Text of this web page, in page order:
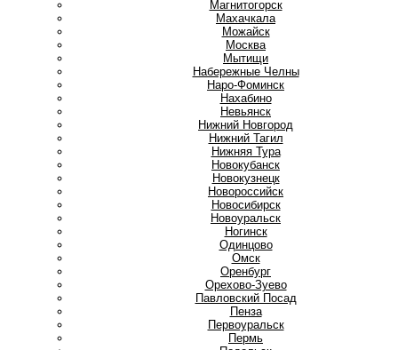
Магнитогорск
Махачкала
Можайск
Москва
Мытищи
Набережные Челны
Наро-Фоминск
Нахабино
Невьянск
Нижний Новгород
Нижний Тагил
Нижняя Тура
Новокубанск
Новокузнецк
Новороссийск
Новосибирск
Новоуральск
Ногинск
Одинцово
Омск
Оренбург
Орехово-Зуево
Павловский Посад
Пенза
Первоуральск
Пермь